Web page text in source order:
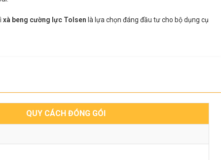
xà beng cường lực Tolsen là lựa chọn đáng đầu tư cho bộ dụng cụ
QUY CÁCH ĐÓNG GÓI